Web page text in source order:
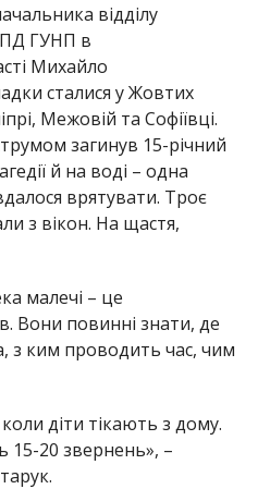
відділу
ГУНП в
Михайло
сталися у Жовтих
Межовій та Софіївці.
загинув 15-річний
й на воді – одна
врятувати. Троє
з вікон. На щастя,
малечі – це
Вони повинні знати, де
з ким проводить час, чим
діти тікають з дому.
20 звернень», –